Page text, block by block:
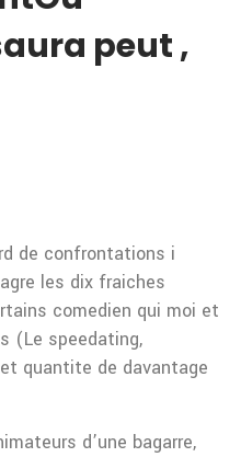
peut ,
de confrontations i
les dix fraiches
comedien qui moi et
(Le speedating,
quantite de davantage
d’une bagarre,